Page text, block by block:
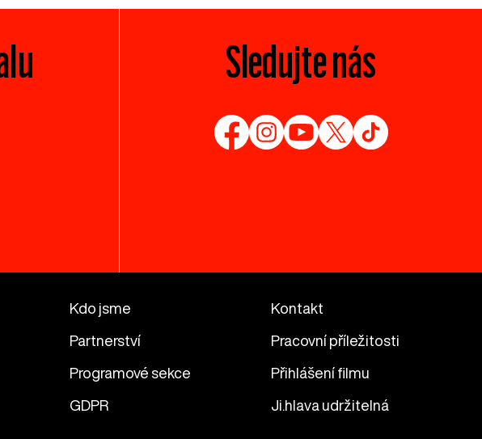
Sledujte nás
Kdo jsme Kontakt
Partnerství Pracovní příležitosti
Programové sekce Přihlášení filmu
GDPR Ji.hlava udržitelná